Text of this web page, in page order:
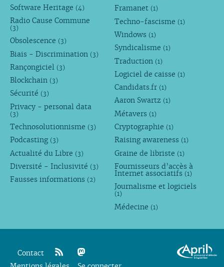
Software Heritage (4)
Radio Cause Commune
(3)
Obsolescence (3)
Biais - Discrimination (3)
Rançongiciel (3)
Blockchain (3)
Sécurité (3)
Privacy - personal data
(3)
Technosolutionnisme (3)
Podcasting (3)
Actualité du Libre (3)
Diversité - Inclusivité (3)
Fausses informations (2)
Framanet (1)
Techno-fascisme (1)
Windows (1)
Syndicalisme (1)
Traduction (1)
Logiciel de caisse (1)
Candidats.fr (1)
Aaron Swartz (1)
Métavers (1)
Cryptographie (1)
Raising awareness (1)
Graine de libriste (1)
Fournisseurs d’accès à
Internet associatifs (1)
Journalisme et logiciels
(1)
Médecine (1)
Contact
rss mastodon